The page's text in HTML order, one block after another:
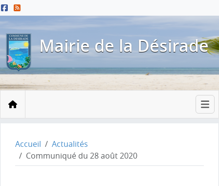
Menu principal
Contenu principal
Pied de page
Mairie de la Désirade
Accueil
Accueil
Actualités
Communiqué du 28 août 2020